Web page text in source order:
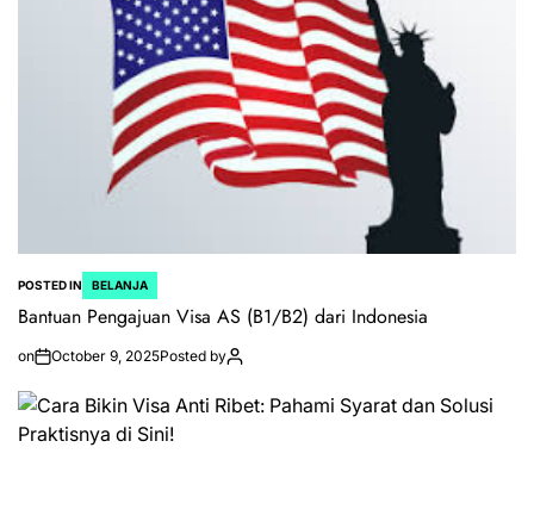
POSTED IN BELANJA
Bantuan Pengajuan Visa AS (B1/B2) dari Indonesia
on October 9, 2025Posted by